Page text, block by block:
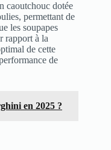
caoutchouc dotée
permettant de
les soupapes
rapport à la
de cette
de
en 2025 ?